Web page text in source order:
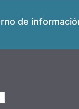
de